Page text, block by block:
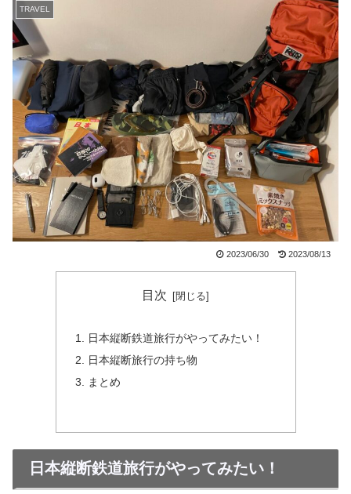
TRAVEL
2023/06/30 2023/08/13
目次
日本縦断鉄道旅行がやってみたい！
日本縦断旅行の持ち物
まとめ
日本縦断鉄道旅行がやってみたい！